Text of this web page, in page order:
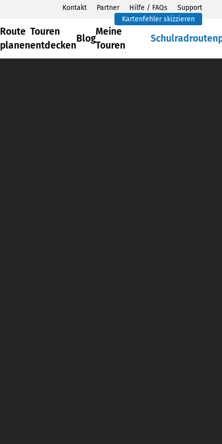
Kontakt Partner Hilfe / FAQs
Support
Kartenfehler skizzieren
Route
planen
Touren
entdecken
Blog
Meine
Touren